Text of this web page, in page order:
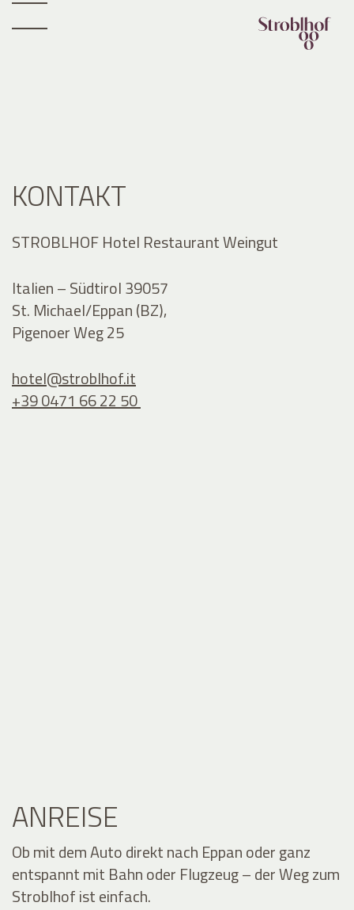
KONTAKT
STROBLHOF Hotel Restaurant Weingut
Italien – Südtirol 39057
St. Michael/Eppan (BZ),
Pigenoer Weg 25
hotel@stroblhof.it
+39 0471 66 22 50
ANREISE
Ob mit dem Auto direkt nach Eppan oder ganz
entspannt mit Bahn oder Flugzeug – der Weg zum
Stroblhof ist einfach.